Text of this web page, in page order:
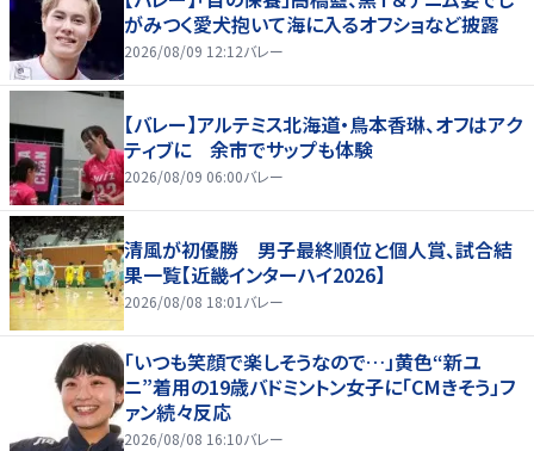
がみつく愛犬抱いて海に入るオフショなど披露
2026/08/09 12:12バレー
【バレー】アルテミス北海道・鳥本香琳、オフはアク
ティブに 余市でサップも体験
2026/08/09 06:00バレー
清風が初優勝 男子最終順位と個人賞、試合結
果一覧【近畿インターハイ2026】
2026/08/08 18:01 バレー
「いつも笑顔で楽しそうなので…」黄色“新ユ
ニ”着用の19歳バドミントン女子に「CMきそう」フ
ァン続々反応
2026/08/08 16:10バレー